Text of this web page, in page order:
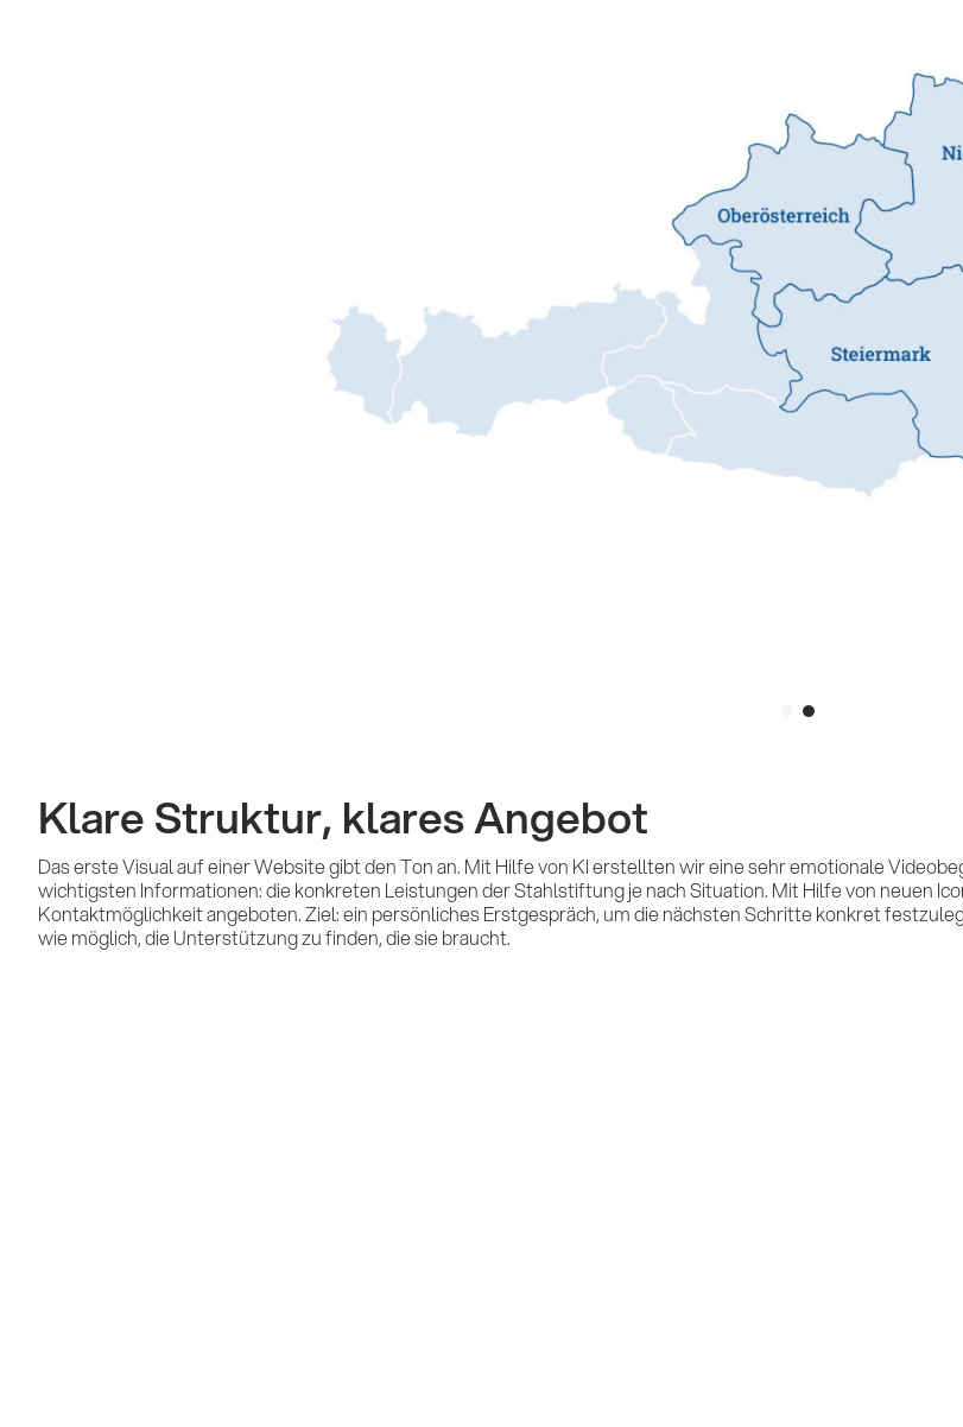
Klare Struktur, klares Angebot
Das erste Visual auf einer Website gibt den Ton an. Mit Hilfe von KI erstellten wir eine sehr emotionale
wichtigsten Informationen: die konkreten Leistungen der Stahlstiftung je nach Situation. Mit Hilfe von neuen
Kontaktmöglichkeit angeboten. Ziel: ein persönliches Erstgespräch, um die nächsten Schritte konkret
wie möglich, die Unterstützung zu finden, die sie braucht.